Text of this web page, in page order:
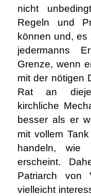
nicht
Regeln und
können und, es
jedermanns
Grenze, wenn
mit der nötigen
Rat an
kirchliche
besser als er
mit vollem
handeln, wie
erscheint.
Patriarch von
vielleicht